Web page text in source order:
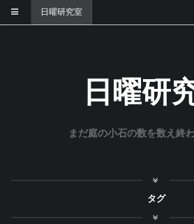
日曜研究室
日曜研
まだ庭の小石の数を数え終
タグ